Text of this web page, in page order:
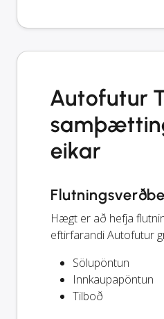
Autofutur
eikar
Hægt er að hefja
eftirfarandi Autofutur
Sölupöntun
Innkaupapöntun
Tilboð